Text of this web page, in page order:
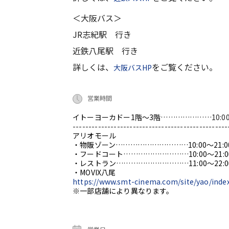
＜大阪バス＞
JR志紀駅 行き
近鉄八尾駅 行き
詳しくは、 大阪バスHPをご覧ください。
営業時間
イトーヨーカドー1階～3階…………………
アリオモール
・物販ゾーン…………………………10:00～
・フードコート………………………10:00～
・レストラン…………………………11:00～
・MOVIX八尾
https://www.smt-cinema.com/site/yao/
※一部店舗により異なります。